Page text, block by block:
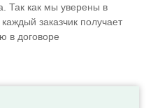
Так как мы уверены в
заказчик получает
в договоре